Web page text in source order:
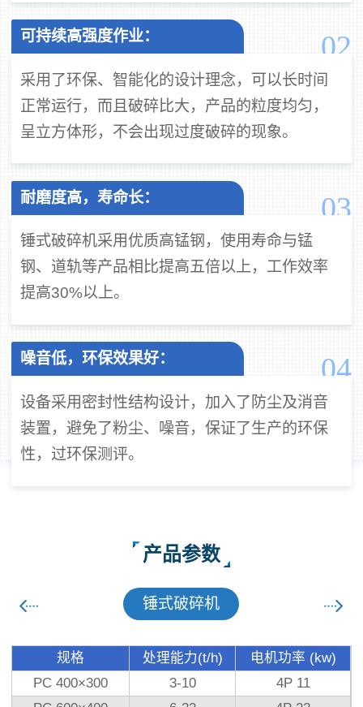
02
可持续高强度作业：
采用了环保、智能化的设计理念，可以长时间
正常运行，而且破碎比大，产品的粒度均匀，
呈立方体形，不会出现过度破碎的现象。
03
耐磨度高，寿命长：
锤式破碎机采用优质高锰钢，使用寿命与锰
钢、道轨等产品相比提高五倍以上，工作效率
提高30%以上。
04
噪音低，环保效果好：
设备采用密封性结构设计，加入了防尘及消音
装置，避免了粉尘、噪音，保证了生产的环保
性，过环保测评。
产品参数
锤式破碎机
规格 处理能力(t/h)
电机功率 (kw)
PC 400×300
3-10
4P 11